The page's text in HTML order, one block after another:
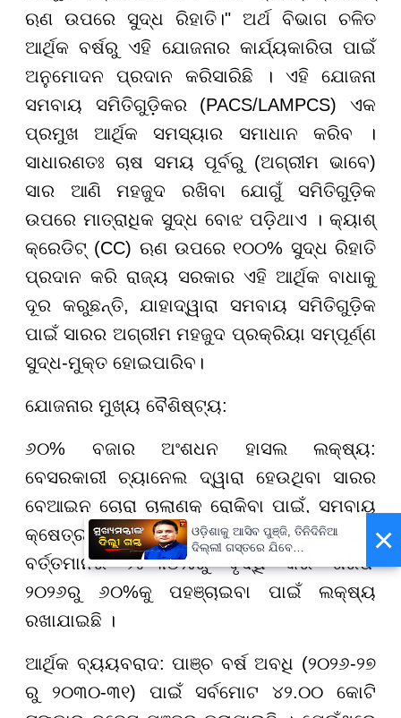
ଋଣ ଉପରେ ସୁଦ୍ଧ ରିହାତି।" ଅର୍ଥ ବିଭାଗ ଚଳିତ
ଆର୍ଥିକ ବର୍ଷରୁ ଏହି ଯୋଜନାର କାର୍ଯ୍ୟକାରିତା ପାଇଁ
ଅନୁମୋଦନ ପ୍ରଦାନ କରିସାରିଛି । ଏହି ଯୋଜନା
ସମବାୟ ସମିତିଗୁଡ଼ିକର (PACS/LAMPCS) ଏକ
ପ୍ରମୁଖ ଆର୍ଥିକ ସମସ୍ୟାର ସମାଧାନ କରିବ ।
ସାଧାରଣତଃ ଚାଷ ସମୟ ପୂର୍ବରୁ (ଅଗ୍ରୀମ ଭାବେ)
ସାର ଆଣି ମହଜୁଦ ରଖିବା ଯୋଗୁଁ ସମିତିଗୁଡ଼ିକ
ଉପରେ ମାତ୍ରାଧିକ ସୁଦ୍ଧ ବୋଝ ପଡ଼ିଥାଏ । କ୍ୟାଶ୍
କ୍ରେଡିଟ୍ (CC) ଋଣ ଉପରେ ୧୦୦% ସୁଦ୍ଧ ରିହାତି
ପ୍ରଦାନ କରି ରାଜ୍ୟ ସରକାର ଏହି ଆର୍ଥିକ ବାଧାକୁ
ଦୂର କରୁଛନ୍ତି, ଯାହାଦ୍ୱାରା ସମବାୟ ସମିତିଗୁଡ଼ିକ
ପାଇଁ ସାରର ଅଗ୍ରୀମ ମହଜୁଦ ପ୍ରକ୍ରିୟା ସମ୍ପୂର୍ଣ୍ଣ
ସୁଦ୍ଧ-ମୁକ୍ତ ହୋଇପାରିବ।
ଯୋଜନାର ମୁଖ୍ୟ ବୈଶିଷ୍ଟ୍ୟ:
୬୦% ବଜାର ଅଂଶଧନ ହାସଲ ଲକ୍ଷ୍ୟ:
ବେସରକାରୀ ଚ୍ୟାନେଲ ଦ୍ୱାରା ହେଉଥିବା ସାରର
ବେଆଇନ ଚୋରା ଚାଲାଣକୁ ରୋକିବା ପାଇଁ, ସମବାୟ
କ୍ଷେତ୍ର ମାଧ୍ୟମରେ ସାର ବଣ୍ଟନ ପରିମାଣକୁ
ବର୍ତ୍ତମାନର ୨୫-୩୦%ରୁ ବୃଦ୍ଧି କରି ଖରିଫ
୨୦୨୬ରୁ ୬୦%କୁ ପହଞ୍ଚାଇବା ପାଇଁ ଲକ୍ଷ୍ୟ
ରଖାଯାଇଛି ।
ଆର୍ଥିକ ବ୍ୟୟବରାଦ: ପାଞ୍ଚ ବର୍ଷ ଅବଧି (୨୦୨୬-୨୭
ରୁ ୨୦୩୦-୩୧) ପାଇଁ ସର୍ବମୋଟ ୪୨.୦୦ କୋଟି
×
ଓଡ଼ିଶାକୁ ଆସିବ ପୁଞ୍ଜି, ତିନିଦିନିଆ
ଦିଲ୍ଲୀ ଗସ୍ତରେ ଯିବେ